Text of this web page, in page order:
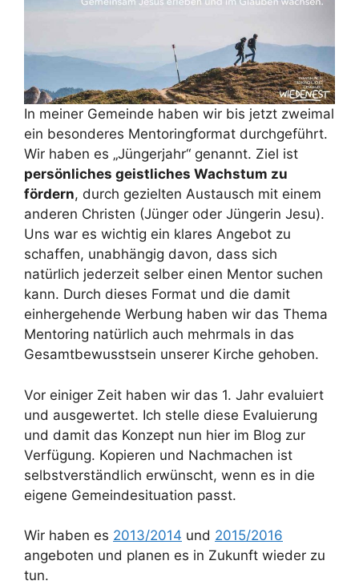
In meiner Gemeinde haben wir bis jetzt zweimal
ein besonderes Mentoringformat durchgeführt.
Wir haben es „Jüngerjahr“ genannt. Ziel ist
persönliches geistliches Wachstum zu
fördern, durch gezielten Austausch mit einem
anderen Christen (Jünger oder Jüngerin Jesu).
Uns war es wichtig ein klares Angebot zu
schaffen, unabhängig davon, dass sich
natürlich jederzeit selber einen Mentor suchen
kann. Durch dieses Format und die damit
einhergehende Werbung haben wir das Thema
Mentoring natürlich auch mehrmals in das
Gesamtbewusstsein unserer Kirche gehoben.
Vor einiger Zeit haben wir das 1. Jahr evaluiert
und ausgewertet. Ich stelle diese Evaluierung
und damit das Konzept nun hier im Blog zur
Verfügung. Kopieren und Nachmachen ist
selbstverständlich erwünscht, wenn es in die
eigene Gemeindesituation passt.
Wir haben es 2013/2014 und 2015/2016
angeboten und planen es in Zukunft wieder zu
tun.